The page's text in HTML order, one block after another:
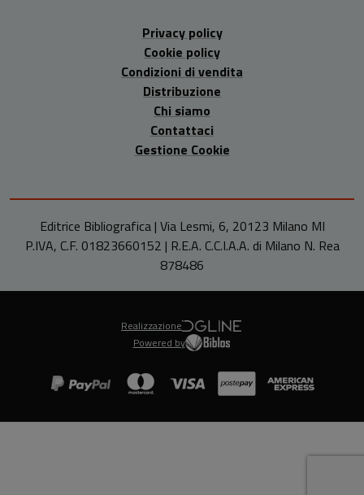
Privacy policy
Cookie policy
Condizioni di vendita
Distribuzione
Chi siamo
Contattaci
Gestione Cookie
Editrice Bibliografica | Via Lesmi, 6, 20123 Milano MI
P.IVA, C.F. 01823660152 | R.E.A. C.C.I.A.A. di Milano N. Rea
878486
Realizzazione
Powered by